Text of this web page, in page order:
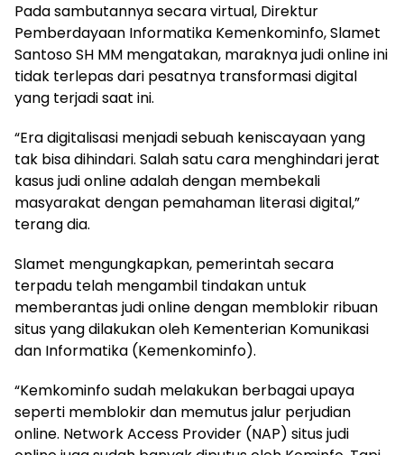
Pada sambutannya secara virtual, Direktur
Pemberdayaan Informatika Kemenkominfo, Slamet
Santoso SH MM mengatakan, maraknya judi online ini
tidak terlepas dari pesatnya transformasi digital
yang terjadi saat ini.
“Era digitalisasi menjadi sebuah keniscayaan yang
tak bisa dihindari. Salah satu cara menghindari jerat
kasus judi online adalah dengan membekali
masyarakat dengan pemahaman literasi digital,”
terang dia.
Slamet mengungkapkan, pemerintah secara
terpadu telah mengambil tindakan untuk
memberantas judi online dengan memblokir ribuan
situs yang dilakukan oleh Kementerian Komunikasi
dan Informatika (Kemenkominfo).
“Kemkominfo sudah melakukan berbagai upaya
seperti memblokir dan memutus jalur perjudian
online. Network Access Provider (NAP) situs judi